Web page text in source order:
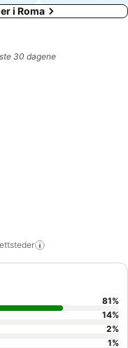
i Roma
30 dagene
81%
14%
2%
1%